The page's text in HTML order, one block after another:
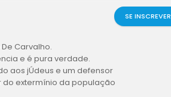
SE INSCREVER
Carvalho.
e é pura verdade.
aos jÚdeus e um defensor
do extermínio da população